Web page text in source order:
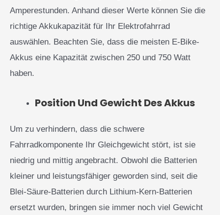
Amperestunden. Anhand dieser Werte können Sie die
richtige Akkukapazität für Ihr Elektrofahrrad
auswählen. Beachten Sie, dass die meisten E-Bike-
Akkus eine Kapazität zwischen 250 und 750 Watt
haben.
Position Und Gewicht Des Akkus
Um zu verhindern, dass die schwere
Fahrradkomponente Ihr Gleichgewicht stört, ist sie
niedrig und mittig angebracht. Obwohl die Batterien
kleiner und leistungsfähiger geworden sind, seit die
Blei-Säure-Batterien durch Lithium-Kern-Batterien
ersetzt wurden, bringen sie immer noch viel Gewicht